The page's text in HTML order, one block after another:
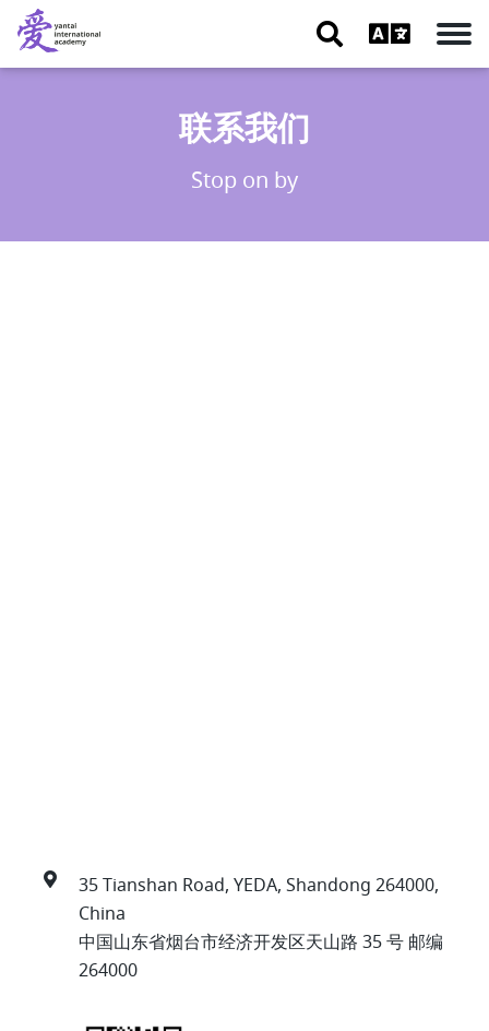
联系我们
Stop on by
35 Tianshan Road, YEDA, Shandong 264000,
China
中国山东省烟台市经济开发区天山路 35 号 邮编
264000